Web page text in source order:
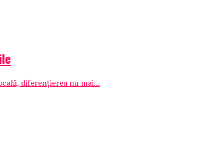
diferențierea nu mai...